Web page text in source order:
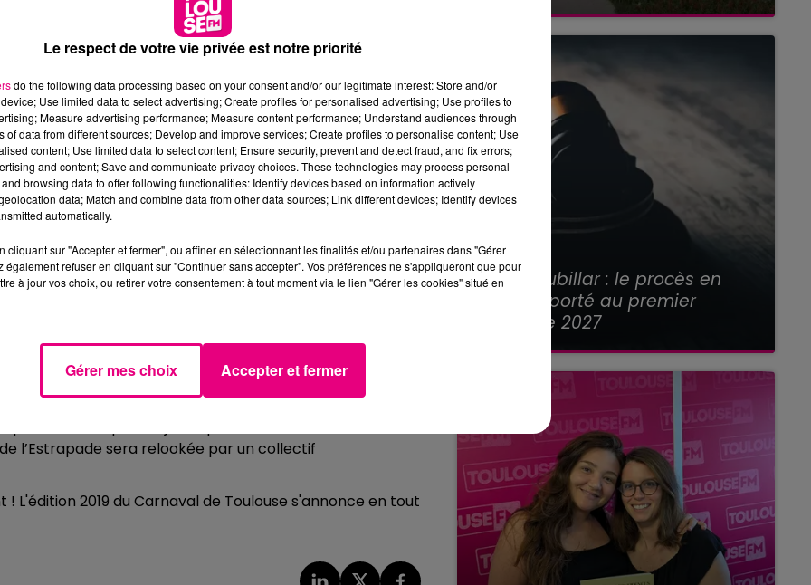
par le Comité d'organisation du carnaval unifié de
favorisé un carnaval nocturne, car il y a une
nous d’avoir ce temps de crémation nocturne. Ça a
assumé.". Le Cocu espère maintenant que les
"1,5 tonnes de confettis sont prévues. Côté météo :
sont attendues pour ce grand rassemblement
fête carnavalesque en raison de l'heure tardive un
ce mercredi 27 mars, sur la place de l’Estrapade et
en chocolat au jardin Raymond VI pour 300 enfants.
pour cet événement sont déjà closes. En revanche,
qui se dérouleront sur la place de l’Estrapade
corn, des ateliers maquillage ou encore des ballons à
DJ Lolote pour le jeune public. Pour l'occasion
l’Estrapade sera relookée par un collectif
L'édition 2019 du Carnaval de Toulouse s'annonce en tout
21 juillet 2026
Affaire Jubillar : le procès en
appel reporté au premier
semestre 2027
Le respect de votre vie privée est notre priorité
do the following data processing based on your consent and/or our legitimate interest: Store and/or
Use limited data to select advertising; Create profiles for personalised advertising; Use profiles to
Measure advertising performance; Measure content performance; Understand audiences through
of data from different sources; Develop and improve services; Create profiles to personalise content; Use
content; Use limited data to select content; Ensure security, prevent and detect fraud, and fix errors;
and content; Save and communicate privacy choices. These technologies may process personal
browsing data to offer following functionalities: Identify devices based on information actively
data; Match and combine data from other data sources; Link different devices; Identify devices
automatically.
cliquant sur "Accepter et fermer", ou affiner en sélectionnant les finalités et/ou partenaires dans "Gérer
également refuser en cliquant sur "Continuer sans accepter". Vos préférences ne s'appliqueront que pour
à jour vos choix, ou retirer votre consentement à tout moment via le lien "Gérer les cookies" situé en
Gérer mes choix Accepter et fermer